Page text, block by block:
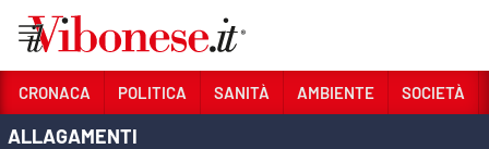
Sezioni
CRONACA POLITICA SANITÀ AMBIENTE SOCIETÀ
ALLAGAMENTI